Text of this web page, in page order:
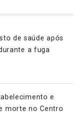
de saúde após
a fuga
e
morte no Centro